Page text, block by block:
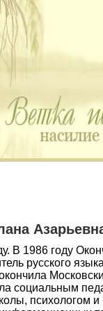
В 1986 году
русского
социальным
психологом